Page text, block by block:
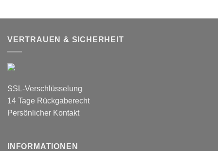
VERTRAUEN & SICHERHEIT
SSL-Verschlüsselung
14 Tage Rückgaberecht
Persönlicher Kontakt
INFORMATIONEN